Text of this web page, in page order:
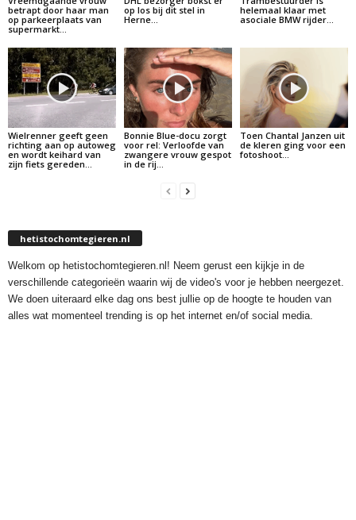
betrapt door haar man
op parkeerplaats van
supermarkt…
op los bij dit stel in
Herne…
helemaal klaar met
asociale BMW rijder…
Wielrenner geeft geen
richting aan op autoweg
en wordt keihard van
zijn fiets gereden…
Bonnie Blue-docu zorgt
voor rel: Verloofde van
zwangere vrouw gespot
in de rij…
Toen Chantal Janzen uit
de kleren ging voor een
fotoshoot…
hetistochomtegieren.nl
Welkom op hetistochomtegieren.nl! Neem gerust een kijkje in de
verschillende categorieën waarin wij de video's voor je hebben neergezet.
We doen uiteraard elke dag ons best jullie op de hoogte te houden van
alles wat momenteel trending is op het internet en/of social media.